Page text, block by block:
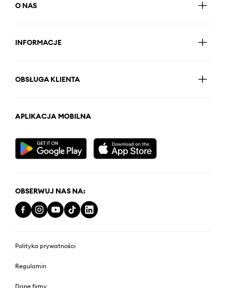
O NAS
INFORMACJE
OBSŁUGA KLIENTA
APLIKACJA MOBILNA
OBSERWUJ NAS NA:
Polityka prywatności
Regulamin
Dane firmy